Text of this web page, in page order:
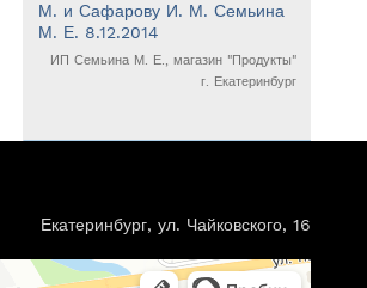
М. и Сафарову И. М. Семьина
М. Е. 8.12.2014
ИП Семьина М. Е., магазин "Продукты"
г. Екатеринбург
Екатеринбург, ул. Чайковского, 16